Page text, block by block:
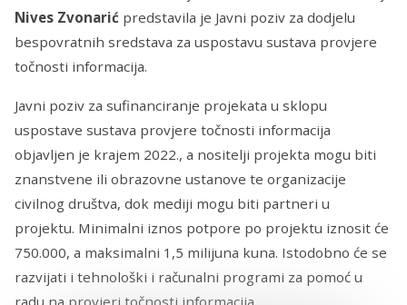
Nives Zvonarić predstavila je Javni poziv za dodjelu
bespovratnih sredstava za uspostavu sustava provjere
točnosti informacija.
Javni poziv za sufinanciranje projekata u sklopu
uspostave sustava provjere točnosti informacija
objavljen je krajem 2022., a nositelji projekta mogu biti
znanstvene ili obrazovne ustanove te organizacije
civilnog društva, dok mediji mogu biti partneri u
projektu. Minimalni iznos potpore po projektu iznosit će
750.000, a maksimalni 1,5 milijuna kuna. Istodobno će se
razvijati i tehnološki i računalni programi za pomoć u
radu na provjeri točnosti informacija.